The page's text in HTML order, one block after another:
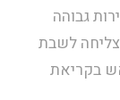
גבוהה
לשבת
בקריאת